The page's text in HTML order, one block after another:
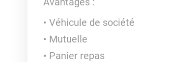
Véhicule de société
Mutuelle
Panier repas